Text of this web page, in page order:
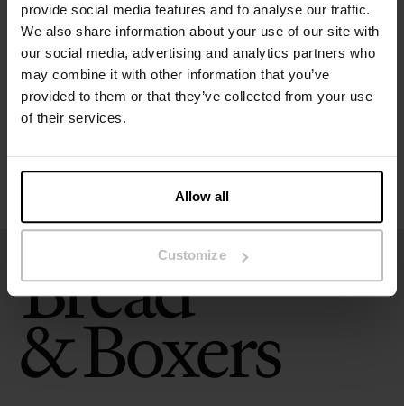
provide social media features and to analyse our traffic.
We also share information about your use of our site with
our social media, advertising and analytics partners who
may combine it with other information that you’ve
provided to them or that they’ve collected from your use
of their services.
Allow all
Customize
Specifikation
Størrelsesguide
Vaskeanvisninger
Anmeldelser